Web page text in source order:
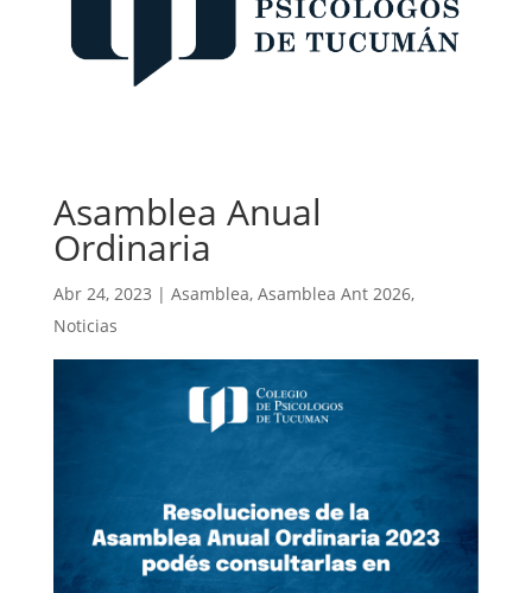
Asamblea Anual
Ordinaria
Abr 24, 2023 | Asamblea, Asamblea Ant 2026,
Noticias